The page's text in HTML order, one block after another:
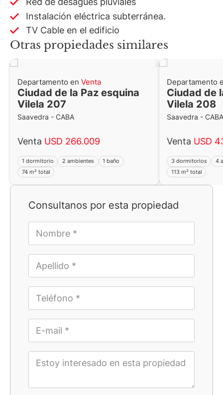
Consultanos por esta propiedad
Instalación eléctrica subterránea.
TV Cable en el edificio
Otras propiedades similares
Departamento en Venta
Ciudad de la Paz esquina
Vilela 207
Saavedra - CABA
Venta USD 266.009
1 dormitorio 2 ambientes
1 baño
74 m² total
Departamento
Ciudad de
Vilela 208
Saavedra - CABA
Venta USD
3 dormitorios
4
113 m² total